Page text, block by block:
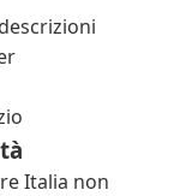
Italia non